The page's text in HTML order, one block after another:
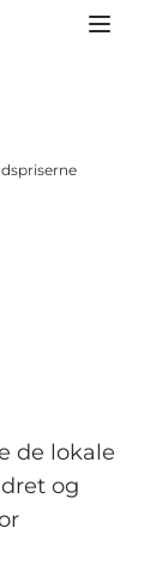
de lokale
og